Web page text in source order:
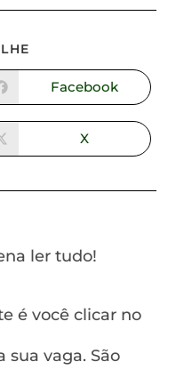
Facebook
X
ler tudo!
é você clicar no
sua vaga. São